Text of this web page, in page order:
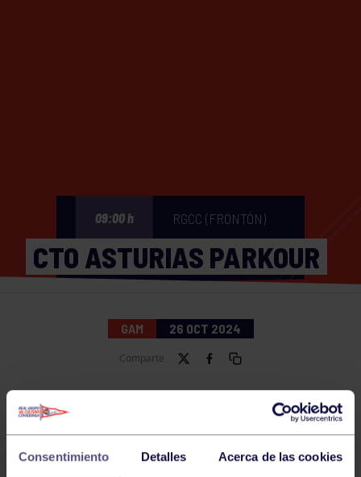
Consentimiento Detalles Acerca de las cookies
09:00 h RGCC (FRONTÓN)
CTO ASTURIAS PARKOUR
GAM 26 OCT 2024
Comparte
NOTICIAS RELACIONADAS